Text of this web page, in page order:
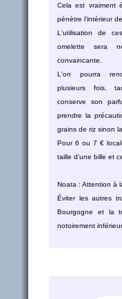
Cela est vraiment
pénètre l’intérieur
L'utilisation de
omelette sera
convaincante.
L'on pourra
plusieurs fois,
conserve son
prendre la
grains de riz sinon
Pour 6 ou 7 €
taille d’une bille et
Noata : Attention à
Éviter les autres
Bourgogne et la
notoirement